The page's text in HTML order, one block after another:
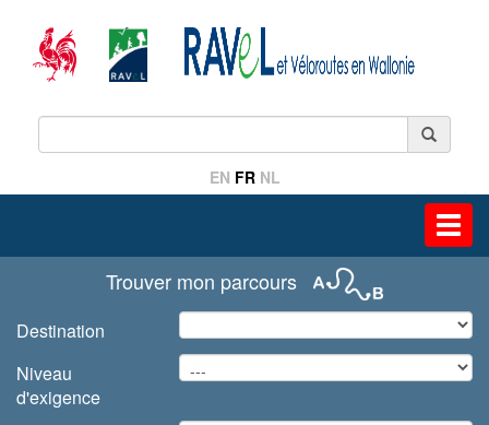
EN FR NL
Trouver mon parcours
Destination
Niveau
d'exigence